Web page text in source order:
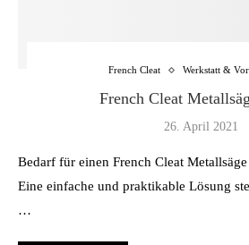
French Cleat Werkstatt &
French Cleat
26. April 2021
Bedarf für einen French Cleat
Eine einfache und praktikable Lösung
…